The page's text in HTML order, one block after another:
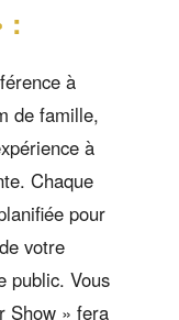
:
à
de famille,
à
Chaque
pour
votre
public. Vous
Show » fera